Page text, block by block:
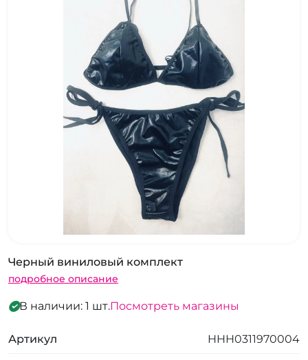
Черный виниловый комплект
подробное описание
В наличии: 1 шт.Посмотреть магазины
Артикул HHH0311970004